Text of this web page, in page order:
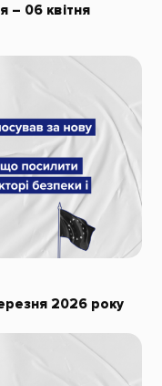
– 06 квітня
2026 року